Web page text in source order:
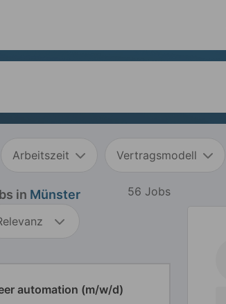
Arbeitszeit Vertragsmodell
in Münster 56 Jobs
automation (m/w/d)